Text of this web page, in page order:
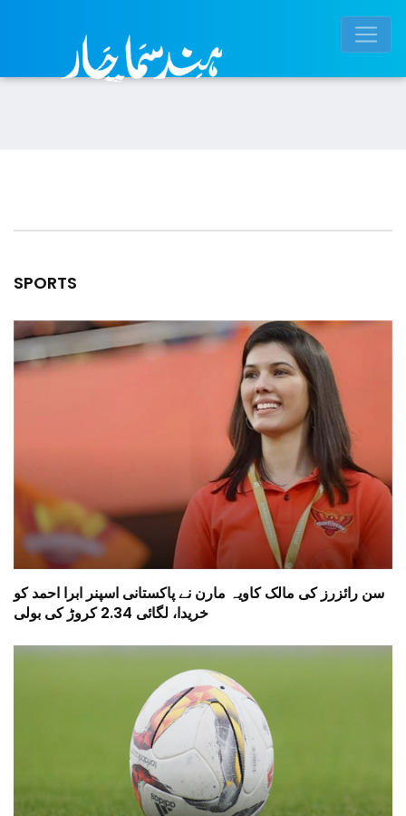
SPORTS
سن رائزرز کی مالک کاویہ مارن نے پاکستانی اسپنر ابرا احمد کو
خریدا، لگائی 2.34 کروڑ کی بولی